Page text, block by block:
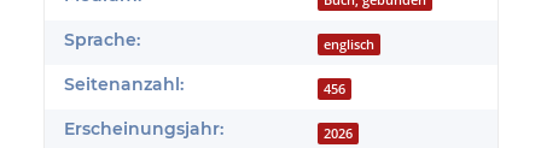
Sprache: englisch
Seitenanzahl: 456
Erscheinungsjahr: 2026